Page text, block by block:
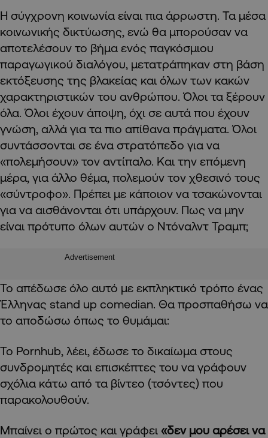
Η σύγχρονη κοινωνία είναι πια άρρωστη. Τα μέσα
κοινωνικής δικτύωσης, ενώ θα μπορούσαν να
αποτελέσουν το βήμα ενός παγκόσμιου
παραγωγικού διαλόγου, μετατράπηκαν στη βάση
εκτόξευσης της βλακείας και όλων των κακών
χαρακτηριστικών του ανθρώπου. Όλοι τα ξέρουν
όλα. Όλοι έχουν άποψη, όχι σε αυτά που έχουν
γνώση, αλλά για τα πιο απίθανα πράγματα. Όλοι
συντάσσονται σε ένα στρατόπεδο για να
«πολεμήσουν» τον αντίπαλο. Και την επόμενη
μέρα, για άλλο θέμα, πολεμούν τον χθεσινό τους
«σύντροφο». Πρέπει με κάποιον να τσακώνονται
για να αισθάνονται ότι υπάρχουν. Πως να μην
είναι πρότυπο όλων αυτών ο Ντόναλντ Τραμπ;
Advertisement
Το απέδωσε όλο αυτό με εκπληκτικό τρόπο ένας
Έλληνας stand up comedian. Θα προσπαθήσω να
το αποδώσω όπως το θυμάμαι:
Το Pornhub, λέει, έδωσε το δικαίωμα στους
συνδρομητές και επισκέπτες του να γράφουν
σχόλια κάτω από τα βίντεο (τσόντες) που
παρακολουθούν.
Μπαίνει ο πρώτος και γράφει «δεν μου αρέσει να